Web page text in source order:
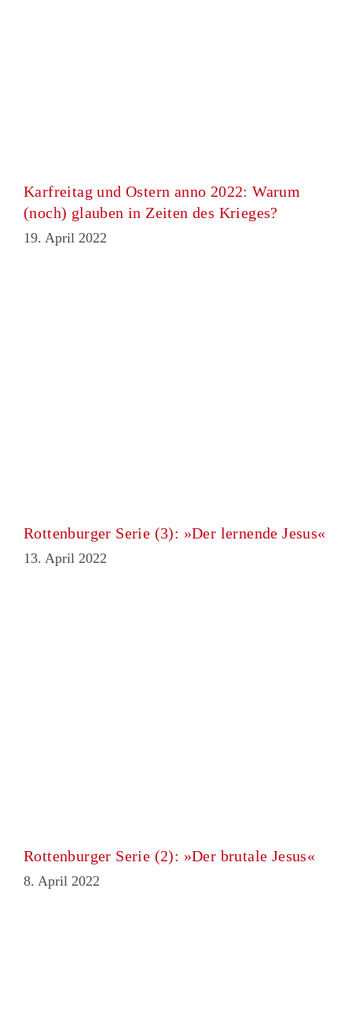
Karfreitag und Ostern anno 2022: Warum
(noch) glauben in Zeiten des Krieges?
19. April 2022
Rottenburger Serie (3): »Der lernende Jesus«
13. April 2022
Rottenburger Serie (2): »Der brutale Jesus«
8. April 2022